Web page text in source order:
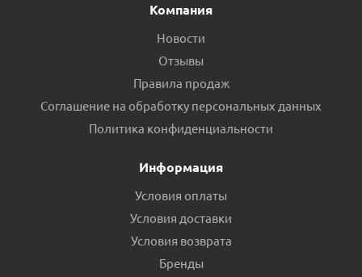
Компания
Новости
Отзывы
Правила продаж
Соглашение на обработку персональных данных
Политика конфиденциальности
Информация
Условия оплаты
Условия доставки
Условия возврата
Бренды